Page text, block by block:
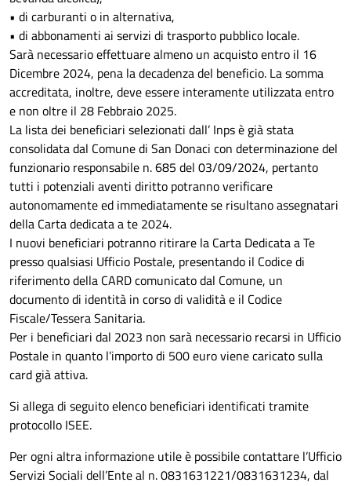
• di carburanti o in alternativa,
• di abbonamenti ai servizi di trasporto pubblico locale.
Sarà necessario effettuare almeno un acquisto entro il 16
Dicembre 2024, pena la decadenza del beneficio. La somma
accreditata, inoltre, deve essere interamente utilizzata entro
e non oltre il 28 Febbraio 2025.
La lista dei beneficiari selezionati dall’ Inps è già stata
consolidata dal Comune di San Donaci con determinazione del
funzionario responsabile n. 685 del 03/09/2024, pertanto
tutti i potenziali aventi diritto potranno verificare
autonomamente ed immediatamente se risultano assegnatari
della Carta dedicata a te 2024.
I nuovi beneficiari potranno ritirare la Carta Dedicata a Te
presso qualsiasi Ufficio Postale, presentando il Codice di
riferimento della CARD comunicato dal Comune, un
documento di identità in corso di validità e il Codice
Fiscale/Tessera Sanitaria.
Per i beneficiari dal 2023 non sarà necessario recarsi in Ufficio
Postale in quanto l’importo di 500 euro viene caricato sulla
card già attiva.
Si allega di seguito elenco beneficiari identificati tramite
protocollo ISEE.
Per ogni altra informazione utile è possibile contattare l’Ufficio
Servizi Sociali dell’Ente al n. 0831631221/0831631234, dal